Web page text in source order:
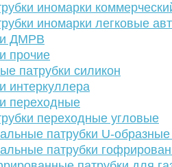
иномарки
иномарки легковые
ДМРВ
прочие
патрубки силикон
интеркуллера
переходные
переходные угловые
патрубки U-
патрубки